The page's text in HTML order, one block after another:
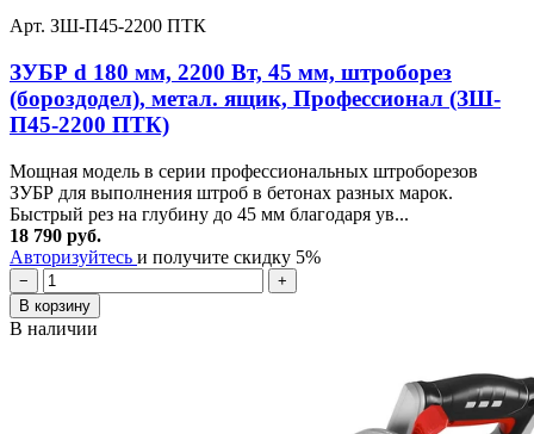
Арт. ЗШ-П45-2200 ПТК
ЗУБР d 180 мм, 2200 Вт, 45 мм, штроборез
(бороздодел), метал. ящик, Профессионал (ЗШ-
П45-2200 ПТК)
Мощная модель в серии профессиональных штроборезов
ЗУБР для выполнения штроб в бетонах разных марок.
Быстрый рез на глубину до 45 мм благодаря ув...
18 790 руб.
Авторизуйтесь и получите скидку 5%
−
+
В корзину
В наличии